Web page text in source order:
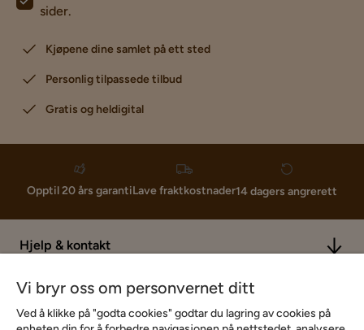
sider.
Kjøpene dine samlet på ett sted
Personlig tilpassede tilbud
Gratis og heldigital
Opptil 20 års garantiLave fraktkostnader14 dagers angrerett
Hjelp & kontakt
Sortiment & tilbud
Vi bryr oss om personvernet ditt
Ved å klikke på "godta cookies" godtar du lagring av cookies på